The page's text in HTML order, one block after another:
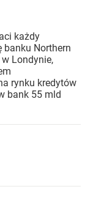
każdy
banku Northern
Londynie,
rynku kredytów
bank 55 mld